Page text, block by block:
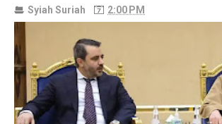
Syiah Suriah 2:00 PM